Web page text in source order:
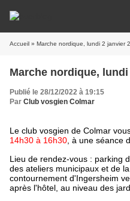
Accueil » Marche nordique, lundi 2 janvier
Marche nordique,
Publié le 28/12/2022 à 19:15
Par Club vosgien Colmar
Le club vosgien de Colmar
14h30 à 16h30 , à une séance
Lieu de rendez-vous : parking
des ateliers municipaux et de
contournement d'Ingersheim
après l'hôtel, au niveau des